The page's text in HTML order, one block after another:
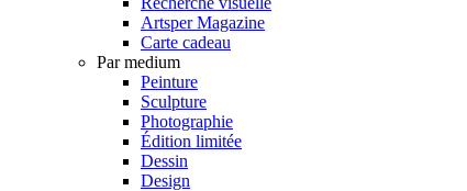
Artsper Magazine
Carte cadeau
Par medium
Peinture
Sculpture
Photographie
Édition limitée
Dessin
Design